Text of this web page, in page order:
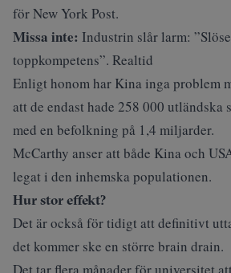
förNew York Post.
Missa inte: Industrin slår larm:
toppkompetens”. Realtid
Enligt honom har Kina inga problem
att de endast hade 258 000 utländska
med en befolkning på 1,4 miljarder.
McCarthy anser att både Kina och
legat i den inhemska populationen.
Hur stor effekt?
Det är också för tidigt att definitivt
det kommer ske en större brain drain.
Det tar flera månader för universitet